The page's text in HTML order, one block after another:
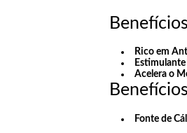
Rico em
Acelera o
Fonte de